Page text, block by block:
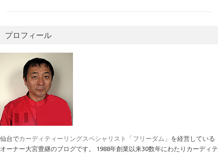
プロフィール
仙台でカーディティーリングスペシャリスト「フリーダム」 を経営している
オーナー大宮豊継のブログです。 1988年創業以来30数年にわたりカーディテ